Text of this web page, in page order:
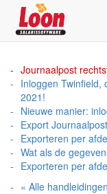
Journaalpost
Inloggen Twinfield,
2021!
Nieuwe manier:
Export
Exporteren per
Wat als de
Exporteren per
« Alle handleidingen